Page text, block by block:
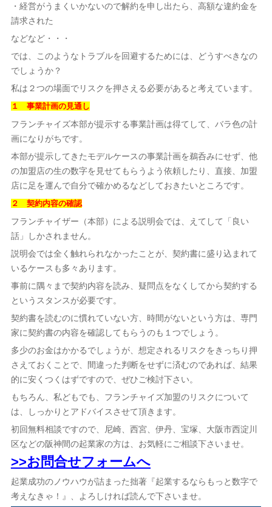
・経営がうまくいかないので解約を申し出たら、高額な違約金を
請求された
などなど・・・
では、このようなトラブルを回避するためには、どうすべきなの
でしょうか？
私は２つの場面でリスクを押さえる必要があると考えています。
１ 事業計画の見通し
フランチャイズ本部が提示する事業計画は得てして、バラ色の計
画になりがちです。
本部が提示してきたモデルケースの事業計画を鵜呑みにせず、他
の加盟店の生の数字を見せてもらうよう依頼したり、直接、加盟
店に足を運んで自分で確かめるなどしておきたいところです。
２ 契約内容の確認
フランチャイザー（本部）による説明会では、えてして「良い
話」しかされません。
説明会では全く触れられなかったことが、契約書に盛り込まれて
いるケースも多々あります。
事前に隅々まで契約内容を読み、疑問点をなくしてから契約する
というスタンスが必要です。
契約書を読むのに慣れていない方、時間がないという方は、専門
家に契約書の内容を確認してもらうのも１つでしょう。
多少のお金はかかるでしょうが、想定されるリスクをきっちり押
さえておくことで、間違った判断をせずに済むのであれば、結果
的に安くつくはずですので、ぜひご検討下さい。
もちろん、私どもでも、フランチャイズ加盟のリスクについて
は、しっかりとアドバイスさせて頂きます。
初回無料相談ですので、尼崎、西宮、伊丹、宝塚、大阪市西淀川
区などの阪神間の起業家の方は、お気軽にご相談下さいませ。
>>お問合せフォームへ
起業成功のノウハウが詰まった拙著『起業するならもっと数字で
考えなきゃ！』、よろしければ読んで下さいませ。